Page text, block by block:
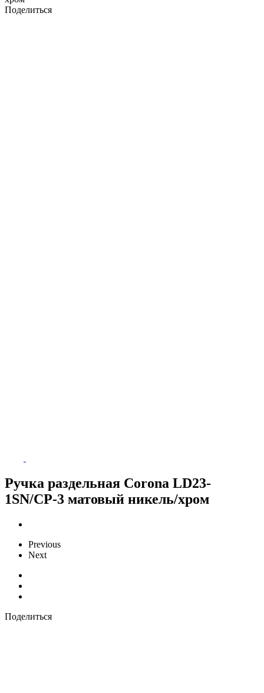
Поделиться
Ручка раздельная Corona LD23-
1SN/CP-3 матовый никель/хром
Previous
Next
Поделиться